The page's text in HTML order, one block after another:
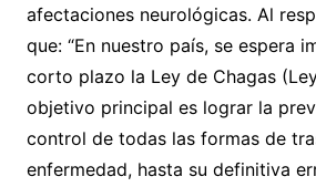
afectaciones neurológicas. Al
que: “En nuestro país, se espera
corto plazo la Ley de Chagas
objetivo principal es lograr la
control de todas las formas de
enfermedad, hasta su definitiva